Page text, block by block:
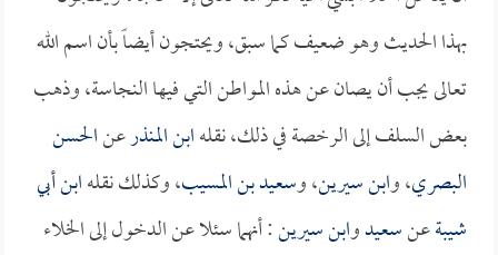
بهذا الحديث وهو ضعيف كما سبق، ويحتجون أيضاً بأن اسم الله
تعالى يجب أن يصان عن هذه المواطن التي فيها النجاسة، وذهب
بعض السلف إلى الرخصة في ذلك، نقلهابن المنذرعنالحسن
البصري، وابن سيرين، وسعيد بن المسيب، وكذلك نقلهابن أبي
شيبةعنسعيدوابن سيرين: أنهما سئلا عن الدخول إلى الخلاء